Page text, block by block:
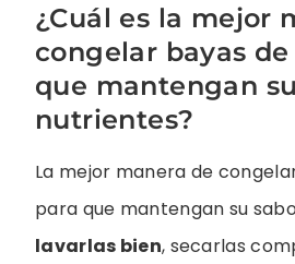
¿Cuál es la mejor
congelar bayas
que mantengan
nutrientes?
La mejor manera de
para que mantengan su
lavarlas bien, secarlas